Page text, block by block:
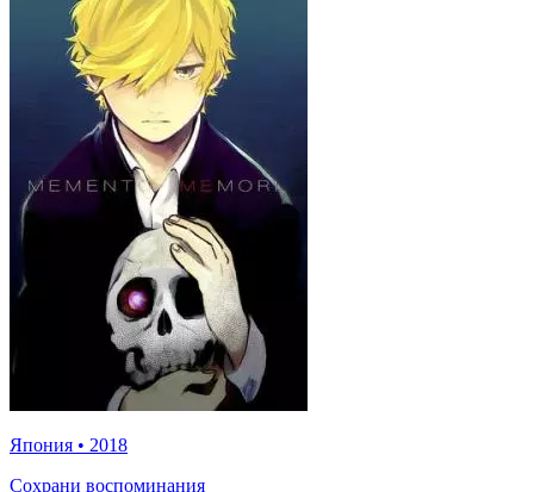
Япония • 2018
Сохрани воспоминания